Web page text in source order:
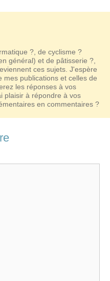
?, de cyclisme ?
général) et de pâtisserie ?,
ces sujets. J'espère
mes publications et celles de
les réponses à vos
plaisir à répondre à vos
en commentaires ?